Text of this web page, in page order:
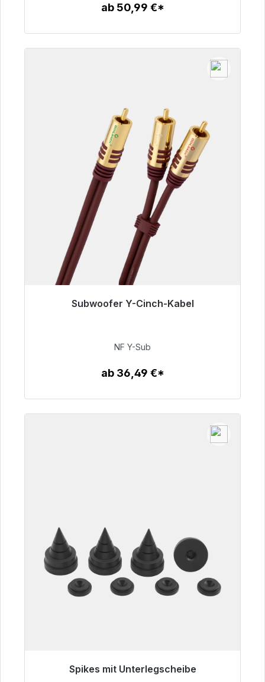
ab 50,99 €*
Subwoofer Y-Cinch-Kabel
50,99 €
NF Y-Sub
ab 36,49 €*
Spikes mit Unterlegscheibe